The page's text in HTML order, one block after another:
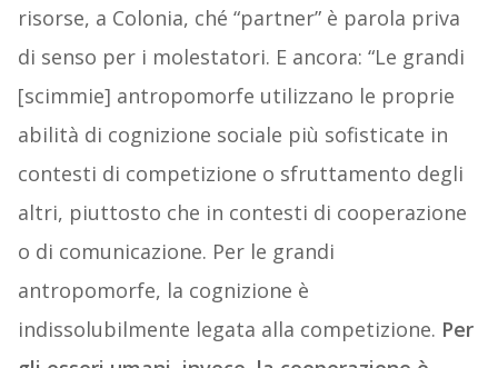
risorse, a Colonia, ché “partner” è parola priva
di senso per i molestatori. E ancora: “Le grandi
[scimmie] antropomorfe utilizzano le proprie
abilità di cognizione sociale più sofisticate in
contesti di competizione o sfruttamento degli
altri, piuttosto che in contesti di cooperazione
o di comunicazione. Per le grandi
antropomorfe, la cognizione è
indissolubilmente legata alla competizione. Per